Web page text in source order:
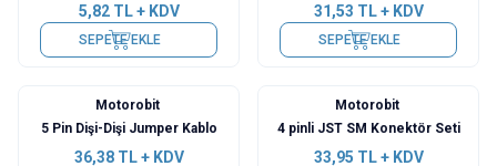
5,82TL + KDV
SEPETE EKLE
31,53 TL + KDV
SEPETE EKLE
Motorobit
5 Pin Dişi-Dişi Jumper Kablo
36,38TL + KDV
Motorobit
4 pinli JST SM Konektör Seti
33,95 TL + KDV